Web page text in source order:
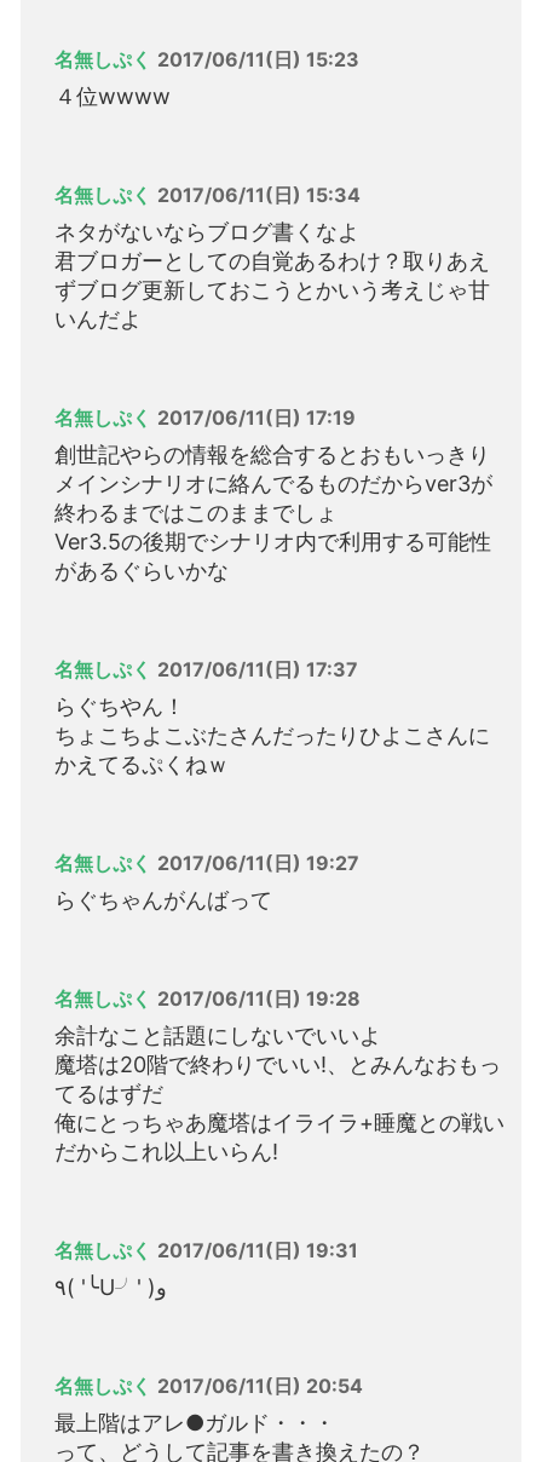
名無しぷく 2017/06/11(日) 15:23
４位wwww
名無しぷく 2017/06/11(日) 15:34
ネタがないならブログ書くなよ
君ブロガーとしての自覚あるわけ？取りあえ
ずブログ更新しておこうとかいう考えじゃ甘
いんだよ
名無しぷく 2017/06/11(日) 17:19
創世記やらの情報を総合するとおもいっきり
メインシナリオに絡んでるものだからver3が
終わるまではこのままでしょ
Ver3.5の後期でシナリオ内で利用する可能性
があるぐらいかな
名無しぷく 2017/06/11(日) 17:37
らぐちやん！
ちょこちよこぶたさんだったりひよこさんに
かえてるぷくねｗ
名無しぷく 2017/06/11(日) 19:27
らぐちゃんがんばって
名無しぷく 2017/06/11(日) 19:28
余計なこと話題にしないでいいよ
魔塔は20階で終わりでいい!、とみんなおもっ
てるはずだ
俺にとっちゃあ魔塔はイライラ+睡魔との戦い
だからこれ以上いらん!
名無しぷく 2017/06/11(日) 19:31
٩( '╰U╯' )و
名無しぷく 2017/06/11(日) 20:54
最上階はアレ●ガルド・・・
って、どうして記事を書き換えたの？